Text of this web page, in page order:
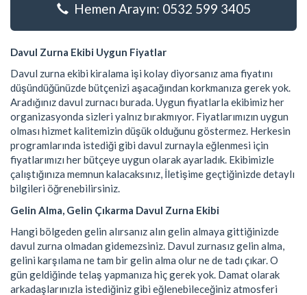
Hemen Arayın: 0532 599 3405
Davul Zurna Ekibi Uygun Fiyatlar
Davul zurna ekibi kiralama işi kolay diyorsanız ama fiyatını
düşündüğünüzde bütçenizi aşacağından korkmanıza gerek yok.
Aradığınız davul zurnacı burada. Uygun fiyatlarla ekibimiz her
organizasyonda sizleri yalnız bırakmıyor. Fiyatlarımızın uygun
olması hizmet kalitemizin düşük olduğunu göstermez. Herkesin
programlarında istediği gibi davul zurnayla eğlenmesi için
fiyatlarımızı her bütçeye uygun olarak ayarladık. Ekibimizle
çalıştığınıza memnun kalacaksınız, İletişime geçtiğinizde detaylı
bilgileri öğrenebilirsiniz.
Gelin Alma, Gelin Çıkarma Davul Zurna Ekibi
Hangi bölgeden gelin alırsanız alın gelin almaya gittiğinizde
davul zurna olmadan gidemezsiniz. Davul zurnasız gelin alma,
gelini karşılama ne tam bir gelin alma olur ne de tadı çıkar. O
gün geldiğinde telaş yapmanıza hiç gerek yok. Damat olarak
arkadaşlarınızla istediğiniz gibi eğlenebileceğiniz atmosferi